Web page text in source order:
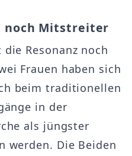
noch Mitstreiter
Resonanz noch
Frauen haben sich
beim traditionellen
in der
als jüngster
werden. Die Beiden